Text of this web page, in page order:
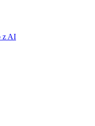
z AI